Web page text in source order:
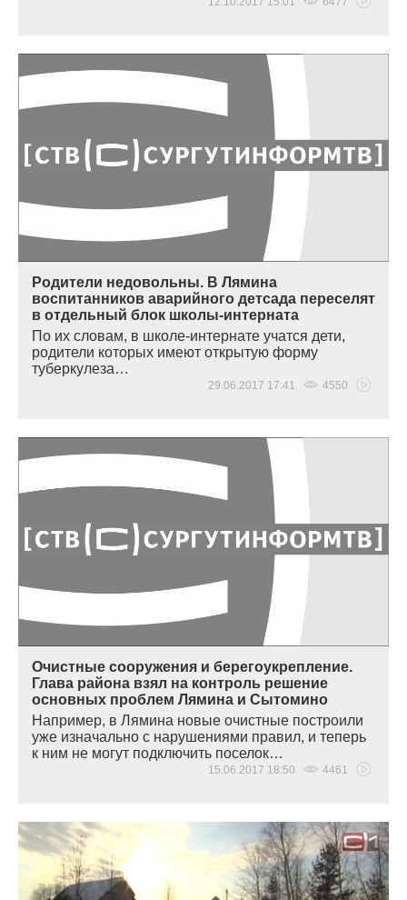
Родители недовольны. В Лямина
воспитанников аварийного детсада переселят
в отдельный блок школы-интерната
По их словам, в школе-интернате учатся дети,
родители которых имеют открытую форму
туберкулеза…
29.06.2017 17:41 4550
Очистные сооружения и берегоукрепление.
Глава района взял на контроль решение
основных проблем Лямина и Сытомино
Например, в Лямина новые очистные построили
уже изначально с нарушениями правил, и теперь
к ним не могут подключить поселок…
15.06.2017 18:50 4461